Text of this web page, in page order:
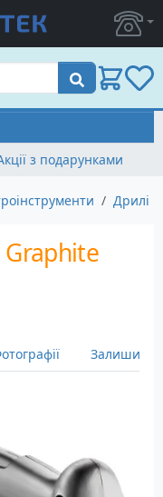
Пошук
з подарунками
Дрилі
Graphite
Залишити